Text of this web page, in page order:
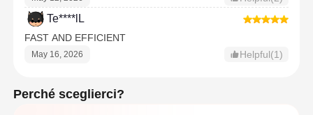
Te****lL
FAST AND EFFICIENT
May 16, 2026 Helpful(1)
Perché sceglierci?